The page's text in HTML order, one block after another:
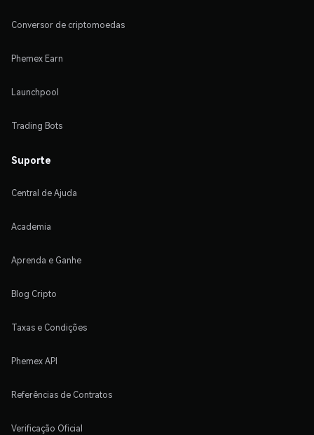
Conversor de criptomoedas
Phemex Earn
Launchpool
Trading Bots
Suporte
Central de Ajuda
Academia
Aprenda e Ganhe
Blog Cripto
Taxas e Condições
Phemex API
Referências de Contratos
Verificação Oficial